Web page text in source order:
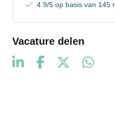
4.9/5 op basis van 145
Vacature delen